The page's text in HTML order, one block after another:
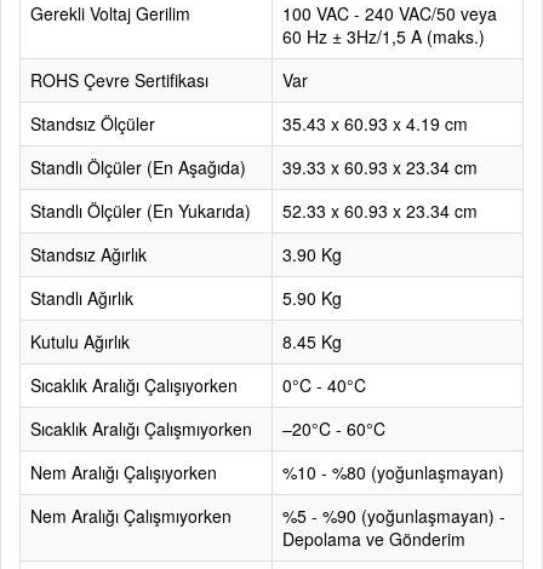
Gerekli Voltaj Gerilim
100 VAC - 240 VAC/50 veya
60 Hz ± 3Hz/1,5 A (maks.)
ROHS Çevre Sertifikası
Var
Standsız Ölçüler
35.43 x 60.93 x 4.19 cm
Standlı Ölçüler (En Aşağıda)
39.33 x 60.93 x 23.34 cm
Standlı Ölçüler (En Yukarıda)
52.33 x 60.93 x 23.34 cm
Standsız Ağırlık
3.90 Kg
Standlı Ağırlık
5.90 Kg
Kutulu Ağırlık
8.45 Kg
Sıcaklık Aralığı Çalışıyorken
0°C - 40°C
Sıcaklık Aralığı Çalışmıyorken
–20°C - 60°C
Nem Aralığı Çalışıyorken
%10 - %80 (yoğunlaşmayan)
Nem Aralığı Çalışmıyorken
%5 - %90 (yoğunlaşmayan) -
Depolama ve Gönderim